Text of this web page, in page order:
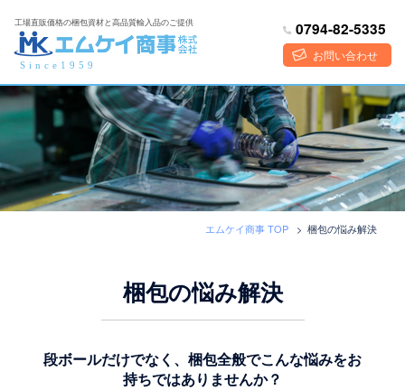
ツ
へ
ス
キ
ッ
プ
工場直販価格の梱包資材と高品質輸入品のご提供
Since1959
0794-82-5335
お問い合わせ
エムケイ商事 TOP > 梱包の悩み解決
梱包の悩み解決
段ボールだけでなく、梱包全般でこんな悩みをお
持ちではありませんか？